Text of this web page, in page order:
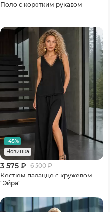
Поло с коротким рукавом
-45%
Новинка
3 575 ₽ 6 500₽
Костюм палаццо с кружевом
"Эйра"